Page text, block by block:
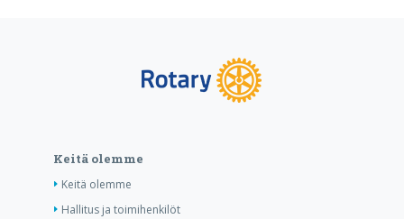
Keitä olemme
Keitä olemme
Hallitus ja toimihenkilöt